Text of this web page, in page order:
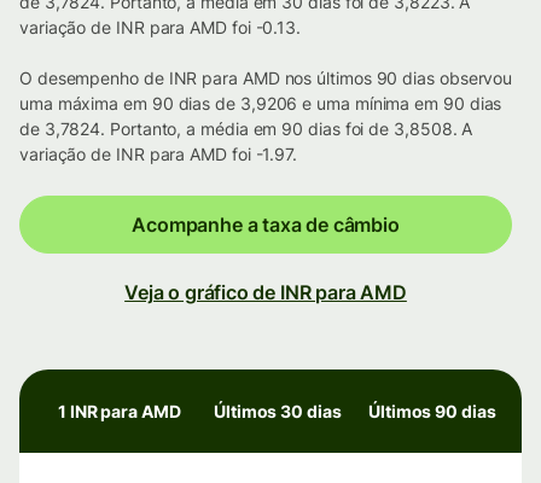
variação de INR para AMD foi -0.13.
O desempenho de INR para AMD nos últimos 90 dias observou
uma máxima em 90 dias de 3,9206 e uma mínima em 90 dias
de 3,7824. Portanto, a média em 90 dias foi de 3,8508. A
variação de INR para AMD foi -1.97.
Acompanhe a taxa de câmbio
Veja o gráfico de INR para AMD
1 INR para AMD Últimos 30 dias Últimos 90 dias